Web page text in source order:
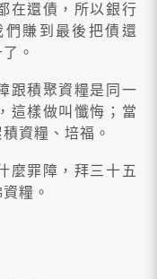
在還債，所以銀行
賺到最後把債還
。
跟積聚資糧是同一
這樣做叫懺悔；當
資糧、培福。
麼罪障，拜三十五
糧。